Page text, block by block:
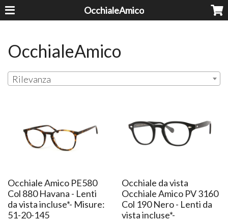
OcchialeAmico
OcchialeAmico
Rilevanza
Occhiale Amico PE580
Col 880 Havana - Lenti
da vista incluse*- Misure:
51-20-145
Occhiale da vista
Occhiale Amico PV 3160
Col 190 Nero - Lenti da
vista incluse*-